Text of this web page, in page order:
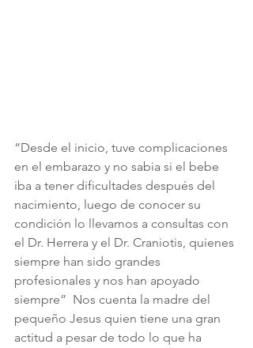
“Desde el inicio, tuve complicaciones
en el embarazo y no sabia si el bebe
iba a tener dificultades después del
nacimiento, luego de conocer su
condición lo llevamos a consultas con
el Dr. Herrera y el Dr. Craniotis, quienes
siempre han sido grandes
profesionales y nos han apoyado
siempre”  Nos cuenta la madre del
pequeño Jesus quien tiene una gran
actitud a pesar de todo lo que ha